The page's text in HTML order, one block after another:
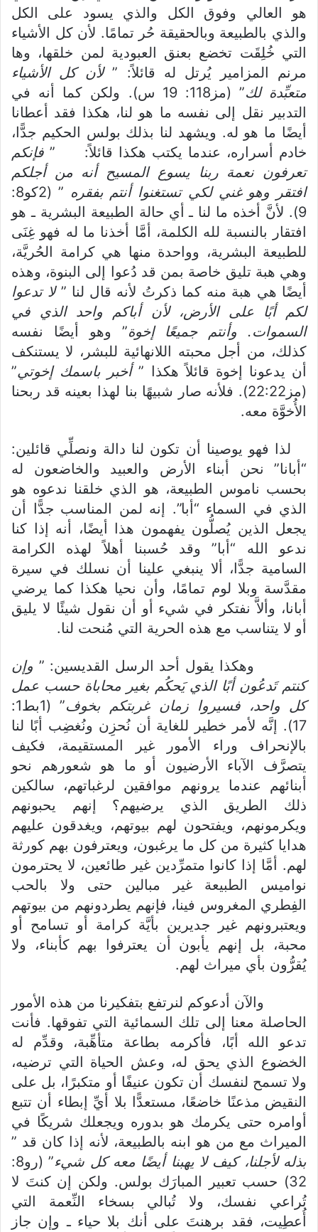
هو العالي وفوق الكل والذي يسود على الكل
والذي بالطبيعة وبالحقيقة حُر تمامًا. لأن كل الأشياء
التي خُلِقَت تخضع بعنق العبودية لمن خلقها، وها
مرنم المزامير يُرتل له قائلاً: ”لأن كل الأشياء
متعبِّدة لك
” (مز118: 19 س). ولكن كما أنه في
التدبير نقل إلى نفسه ما هو لنا، هكذا فقد أعطانا
أيضًا ما هو له. ويشهد لنا بذلك بولس الحكيم جدًّا،
خادم أسراره، عندما يكتب هكذا قائلاً: ” فإنكم
تعرفون نعمة ربنا يسوع المسيح أنه من أجلكم
افتقر وهو غني لكي تستغنوا أنتم بفقره
” (2كو8:
9). لأنَّ أخذه ما لنا ـ أي حالة الطبيعة البشرية ـ هو
افتقار بالنسبة لله الكلمة، أمَّا أخذنا ما له فهو غِنَى
للطبيعة البشرية، وواحدة منها هي كرامة الحُريَّة،
وهي هبة تليق خاصة بمن قد دُعوا إلى البنوة، وهذه
أيضًا هي هبة منه كما ذكرتُ لأنه قال لنا ”لا تدعوا
لكم أبًا على الأرض، لأن أباكم واحد الذي في
السموات. وأنتم جميعًا إخوة” وهو أيضًا نفسه
كذلك، من أجل محبته اللانهائية للبشر، لا يستنكف
أن يدعونا إخوة قائلاً هكذا ”أخبر باسمك إخوتي”
(مز22:22). فلأنه صار شبيهًا بنا لهذا بعينه قد ربحنا
الأُخوَّة معه.
لذا فهو يوصينا أن تكون لنا دالة ونصلِّي قائلين:
“أبانا” نحن أبناء الأرض والعبيد والخاضعون له
بحسب ناموس الطبيعة، هو الذي خلقنا ندعوه هو
الذي في السماء “أبا”. إنه لمن المناسب جدًّا أن
يجعل الذين يُصلُّون يفهمون هذا أيضًا، أنه إذا كنا
ندعو الله “أبا” وقد حُسبنا أهلاً لهذه الكرامة
السامية جدًّا، ألا ينبغي علينا أن نسلك في سيرة
مقدَّسة وبلا لوم تمامًا، وأن نحيا هكذا كما يرضي
أبانا، وألاَّ نفتكر في شيء أو أن نقول شيئًا لا يليق
أو لا يتناسب مع هذه الحرية التي مُنحت لنا.
وهكذا يقول أحد الرسل القديسين: ” وإن
كنتم تَدعُون أبًا الذي يَحكُم بغير محاباة حسب عمل
كل واحد، فسيروا زمان غربتكم بخوف
” (1بط1:
17). إنَّه لأمر خطير للغاية أن نُحزِن ونُغضِب أبًا لنا
بالإنحراف وراء الأمور غير المستقيمة، فكيف
يتصرَّف الآباء الأرضيون أو ما هو شعورهم نحو
أبنائهم عندما يرونهم موافقين لرغباتهم، سالكين
ذلك الطريق الذي يرضيهم؟ إنهم يحبونهم
ويكرمونهم، ويفتحون لهم بيوتهم، ويغدقون عليهم
هدايا كثيرة من كل ما يرغبون، ويعترفون بهم كورثة
لهم. أمَّا إذا كانوا متمرِّدين غير طائعين، لا يحترمون
نواميس الطبيعة غير مبالين حتى ولا بالحب
الفِطري المغروس فينا، فإنهم يطردونهم من بيوتهم
ويعتبرونهم غير جديرين بأيَّة كرامة أو تسامح أو
محبة، بل إنهم يأبون أن يعترفوا بهم كأبناء، ولا
يُقرُّون بأي ميراث لهم.
والآن أدعوكم لنرتفع بتفكيرنا من هذه الأمور
الحاصلة معنا إلى تلك السمائية التي تفوقها. فأنت
تدعو الله أبًا، فأكرمه بطاعة متأهِّبة، وقدِّم له
الخضوع الذي يحق له، وعش الحياة التي ترضيه،
ولا تسمح لنفسك أن تكون عنيفًا أو متكبرًا، بل على
النقيض مذعنًا خاضعًا، مستعدًّا بلا أيِّ إبطاء أن تتبع
أوامره حتى يكرمك هو بدوره ويجعلك شريكًا في
الميراث مع من هو ابنه بالطبيعة، لأنه إذا كان قد ”
بذله لأجلنا، كيف لا يهبنا أيضًا معه كل شيء
” (رو8:
32) حسب تعبير المبارَك بولس. ولكن إن كنتَ لا
تُراعي نفسك، ولا تُبالي بسخاء النِّعمة التي
أُعطِيت، فقد برهنتَ على أنك بلا حياء ـ وإن جاز